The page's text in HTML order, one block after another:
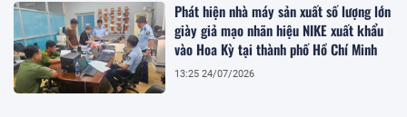
Phát hiện nhà máy sản xuất số lượng lớn
giày giả mạo nhãn hiệu NIKE xuất khẩu
vào Hoa Kỳ tại thành phố Hồ Chí Minh
13:25 24/07/2026